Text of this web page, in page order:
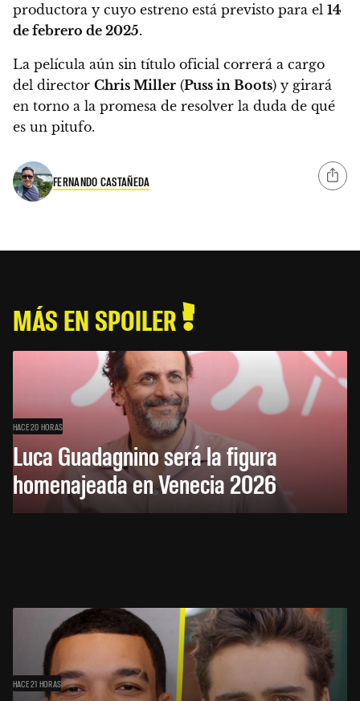
productora y cuyo estreno está previsto para el 14
de febrero de 2025.
La película aún sin título oficial correrá a cargo
del director Chris Miller (Puss in Boots) y girará
en torno a la promesa de resolver la duda de qué
es un pitufo.
FERNANDO CASTAÑEDA
MÁS EN SPOILER
HACE 20 HORAS
Luca Guadagnino será la figura
homenajeada en Venecia 2026
HACE 21 HORAS